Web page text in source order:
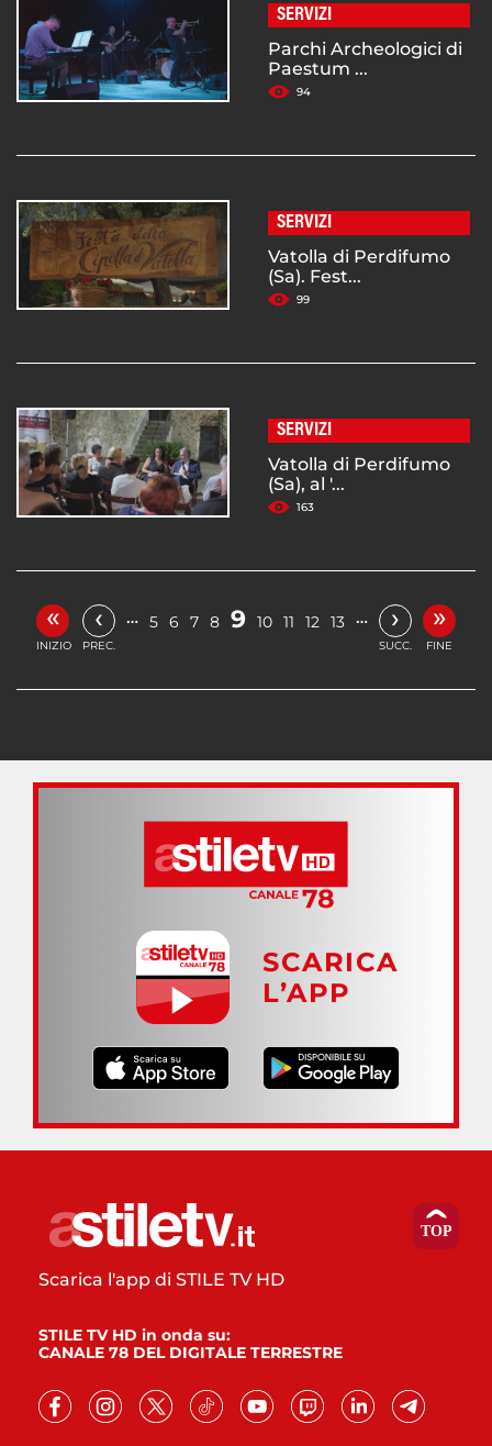
SERVIZI
Parchi Archeologici di
Paestum ...
94
SERVIZI
Vatolla di Perdifumo
(Sa). Fest...
99
SERVIZI
Vatolla di Perdifumo
(Sa), al '...
163
«
INIZIO
‹
PREC.
… 5 6 7 8 9 10 11 12 13 … ›
SUCC.
»
FINE
SCARICA
L’APP
Scarica l'app di STILE TV HD
STILE TV HD in onda su:
CANALE 78 DEL DIGITALE TERRESTRE